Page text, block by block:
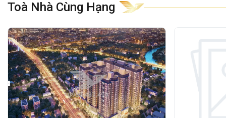
toàn cho khách thuê.
Giám sát an ninhchặt chẽ, bảo vệ
thường trực 24/7.
Đỗ xe tại tầng hầm: rộng rãi, thuận tiện
cho xe máy.
Lễ tân:đón tiếp chu đáo – phục vụ
chuyên nghiệp.
Toà Nhà Cùng Hạng